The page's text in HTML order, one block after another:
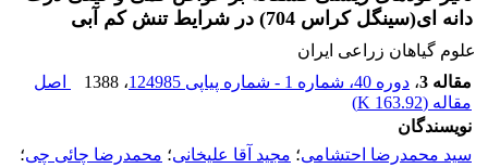
دانه ای(سینگل کراس 704) در شرایط تنش کم آبی
علوم گیاهان زراعی ایران
مقاله 3
، دوره 40، شماره 1 - شماره پیاپی 124985 ، 1388
اصل
مقاله (163.92 K
)
نویسندگان
سید محمدرضا احتشامی؛ مجید آقا علیخانی؛ محمدرضا چائی چی؛